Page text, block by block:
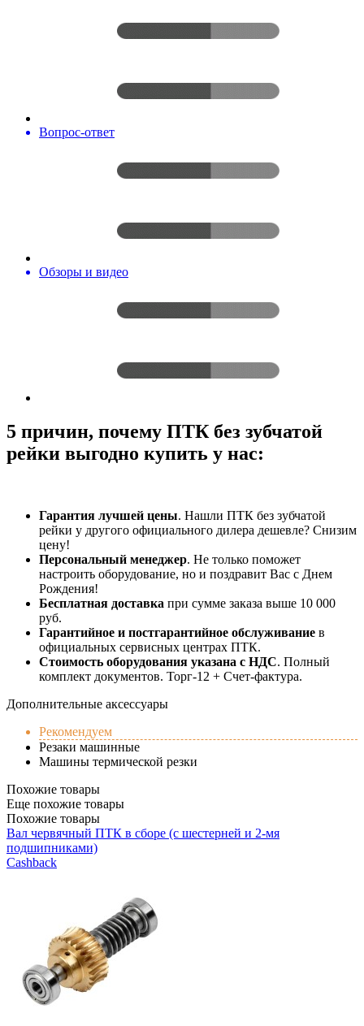
Вопрос-ответ
Обзоры и видео
5 причин, почему ПТК без зубчатой
рейки выгодно купить у нас:
Гарантия лучшей цены. Нашли ПТК без зубчатой
рейки у другого официального дилера дешевле? Снизим
цену!
Персональный менеджер. Не только поможет
настроить оборудование, но и поздравит Вас с Днем
Рождения!
Бесплатная доставка при сумме заказа выше 10 000
руб.
Гарантийное и постгарантийное обслуживание в
официальных сервисных центрах ПТК.
Стоимость оборудования указана с НДС. Полный
комплект документов. Торг-12 + Счет-фактура.​
Дополнительные аксессуары
Рекомендуем
Резаки машинные
Машины термической резки
Похожие товары
Еще похожие товары
Похожие товары
Вал червячный ПТК в сборе (с шестерней и 2-мя
подшипниками)
Cashback